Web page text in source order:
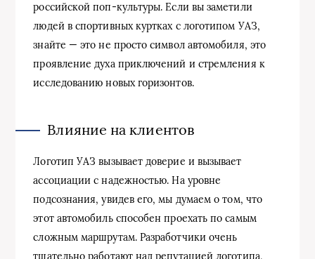
российской поп-культуры. Если вы заметили
людей в спортивных куртках с логотипом УАЗ,
знайте — это не просто символ автомобиля, это
проявление духа приключений и стремления к
исследованию новых горизонтов.
Влияние на клиентов
Логотип УАЗ вызывает доверие и вызывает
ассоциации с надежностью. На уровне
подсознания, увидев его, мы думаем о том, что
этот автомобиль способен проехать по самым
сложным маршрутам. Разработчики очень
тщательно работают над репутацией логотипа,